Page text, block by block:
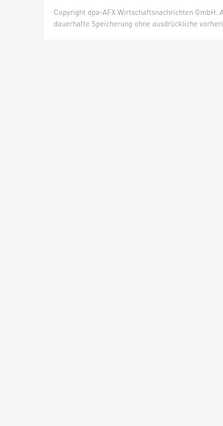
Copyright dpa-AFX Wirtschaftsnachrichten
dauerhafte Speicherung ohne ausdrückliche